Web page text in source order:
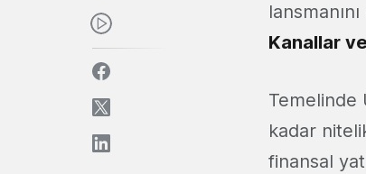
Kanallar
Temelinde
kadar
finansal